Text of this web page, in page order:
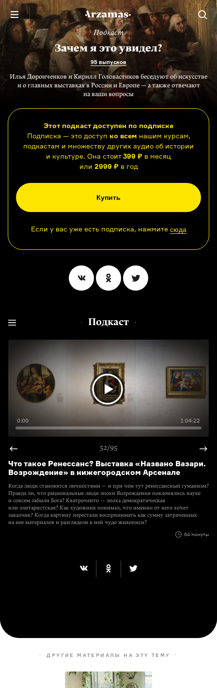
Подкаст
Зачем я это увидел?
95 выпусков
Илья Доронченков и Кирилл Головастиков беседуют об искусстве
и о главных выставках в России и Европе — а также отвечают
на ваши вопросы
Этот подкаст доступен по подписке
Подписка — это доступ ко всем нашим курсам,
подкастам и множеству других аудио об истории
и культуре. Она стоит399 ₽ в месяц
или 2999 ₽в год
Купить
Если у вас уже есть подписка, нажмите сюда
Подкаст
0:00 1:04:22
52/95
Что такое Ренессанс? Выставка «Названо Вазари.
Возрождение» в нижегородском Арсенале
Когда люди становятся личностями — и при чем тут ренессансный гуманизм?
Правда ли, что рациональные люди эпохи Возрождения поклонялись науке
и совсем забыли Бога? Кватроченто — эпоха демократическая
или элитаристская? Как художник понимал, что именно от него хочет
заказчик? Когда картину перестали воспринимать как сумму затраченных
на нее материалов и разглядели в ней чудо живописи?
64 минуты
ДРУГИЕ МАТЕРИАЛЫ НА ЭТУ ТЕМУ